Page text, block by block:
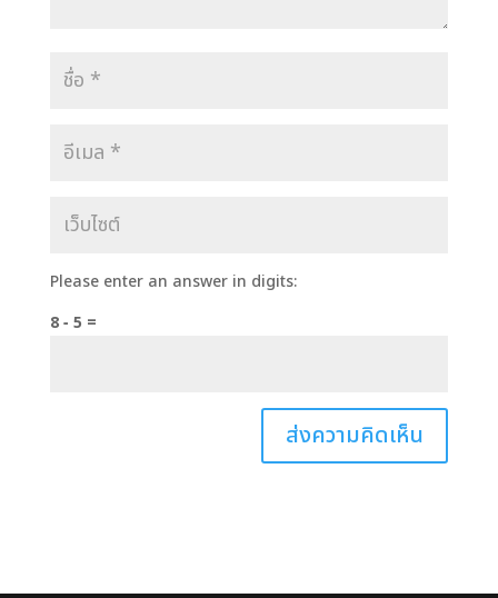
Please enter an answer in digits:
8 − 5 =